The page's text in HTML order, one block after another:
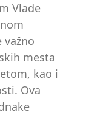
Vlade
važno
mesta
kao i
Ova